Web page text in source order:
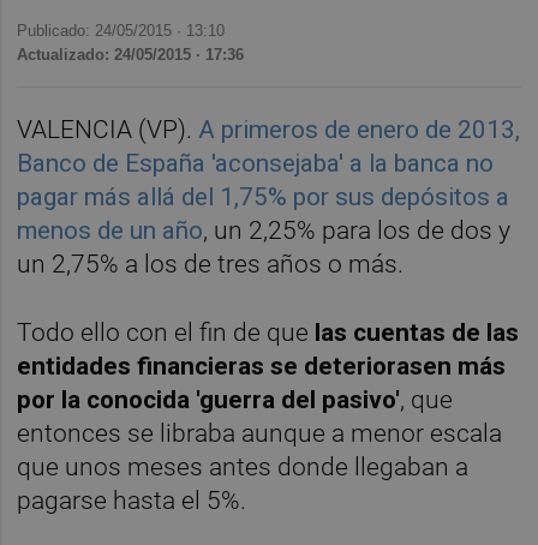
Publicado: 24/05/2015 · 13:10
Actualizado: 24/05/2015 · 17:36
VALENCIA (VP). A primeros de enero de 2013,
Banco de España 'aconsejaba' a la banca no
pagar más allá del 1,75% por sus depósitos a
menos de un año, un 2,25% para los de dos y
un 2,75% a los de tres años o más.
Todo ello con el fin de que las cuentas de las
entidades financieras se deteriorasen más
por la conocida 'guerra del pasivo', que
entonces se libraba aunque a menor escala
que unos meses antes donde llegaban a
pagarse hasta el 5%.